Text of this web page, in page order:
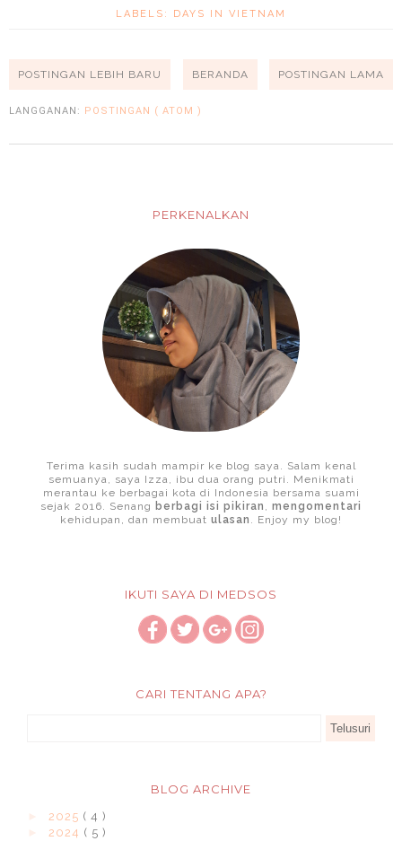
LABELS: DAYS IN VIETNAM
POSTINGAN LEBIH BARU POSTINGAN LAMA
BERANDA
LANGGANAN: POSTINGAN ( ATOM )
PERKENALKAN
Terima kasih sudah mampir ke blog saya. Salam kenal
semuanya, saya Izza, ibu dua orang putri. Menikmati
merantau ke berbagai kota di Indonesia bersama suami
sejak 2016. Senang berbagi isi pikiran , mengomentari
kehidupan, dan membuat ulasan . Enjoy my blog!
IKUTI SAYA DI MEDSOS
CARI TENTANG APA?
BLOG ARCHIVE
2025 ( 4 )
2024 ( 5 )